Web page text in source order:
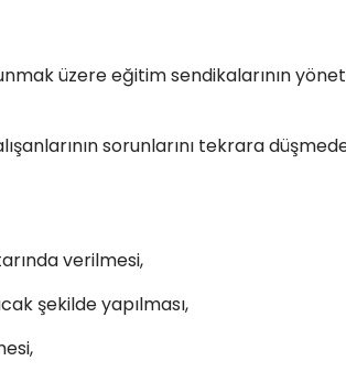
üzere eğitim sendikalarının
sorunlarını tekrara
verilmesi,
şekilde yapılması,